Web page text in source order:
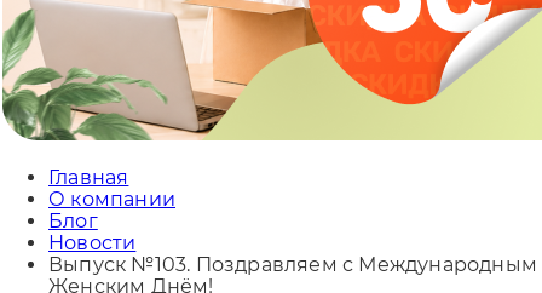
Главная
О компании
Блог
Новости
Выпуск №103. Поздравляем с Международным
Женским Днём!